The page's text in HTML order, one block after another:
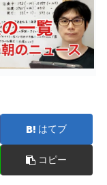
はてブ
コピー